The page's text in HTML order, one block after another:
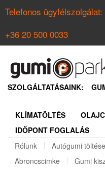
Telefonos ügyfélszolgálat:
+36 20 500 0033
NYÁRI GUMI KERESŐ
REGISZTRÁCIÓ
SZOLGÁLTATÁSAINK:
KLÍMATÖLTÉS
IDŐPONT FOGLALÁS
Rólunk
Autógumi
Abroncscimke
Gumi